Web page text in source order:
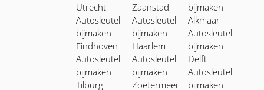
Utrecht
Autosleutel
bijmaken
Eindhoven
Autosleutel
bijmaken
Tilburg
Zaanstad
Autosleutel
bijmaken
Haarlem
Autosleutel
bijmaken
Zoetermeer
bijmaken
Alkmaar
Autosleutel
bijmaken
Delft
Autosleutel
bijmaken